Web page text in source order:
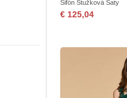
Šifón Stužková Šaty
€ 125,04